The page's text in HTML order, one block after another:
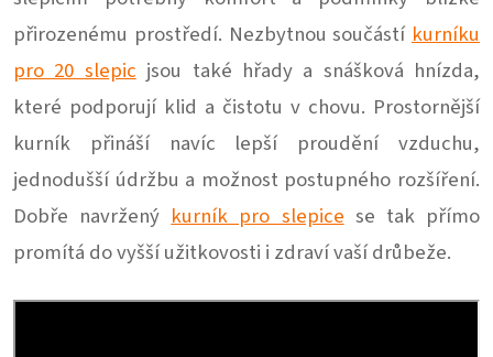
přirozenému prostředí. Nezbytnou součástíkurníku
pro 20 slepicjsou také hřady a snášková hnízda,
které podporují klid a čistotu v chovu. Prostornější
kurník přináší navíc lepší proudění vzduchu,
jednodušší údržbu a možnost postupného rozšíření.
Dobře navrženýkurník pro slepicese tak přímo
promítá do vyšší užitkovosti i zdraví vaší drůbeže.